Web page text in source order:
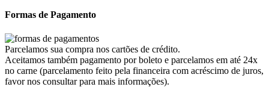
Britânia
Cairu(7)
Canaã Moveis (0)
Canaã Móveis(2)
Carioca Móveis(8)
Formas de Pagamento
Parcelamos sua compra nos cartões de crédito.
Aceitamos também pagamento por boleto e parcelamos em até 24x
no carne (parcelamento feito pela financeira com acréscimo de juros,
favor nos consultar para mais informações).